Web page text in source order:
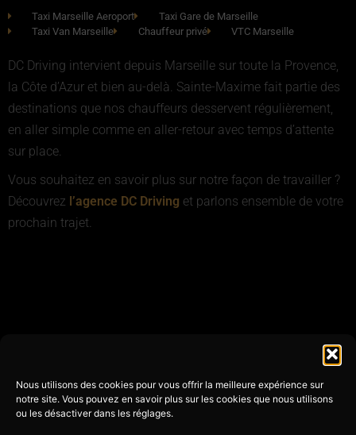
Nous utilisons des cookies pour vous offrir la meilleure expérience sur
notre site. Vous pouvez en savoir plus sur les cookies que nous utilisons
ou les désactiver dans les réglages.
Taxi Marseille Aeroport
Taxi Gare de Marseille
Taxi Van Marseille
Chauffeur privé VTC Marseille
DC Driving intervient depuis Marseille sur toute la Provence,
la Côte d’Azur et bien au-delà. Sainte-Maxime fait partie des
destinations que nos chauffeurs desservent régulièrement,
en aller simple comme en aller-retour avec temps d’attente
sur place.
Vous souhaitez en savoir plus sur notre façon de travailler ?
Découvrez l’agence DC Driving et parlons ensemble de votre
prochain trajet.
Politique de confidentialité
Mentions légales